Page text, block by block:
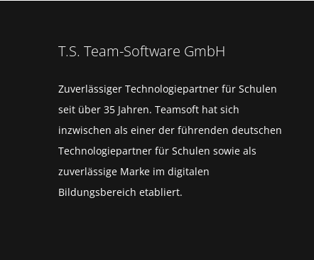
T.S. Team-Software GmbH
Zuverlässiger Technologiepartner für Schulen
seit über 35 Jahren. Teamsoft hat sich
inzwischen als einer der führenden deutschen
Technologiepartner für Schulen sowie als
zuverlässige Marke im digitalen
Bildungsbereich etabliert.